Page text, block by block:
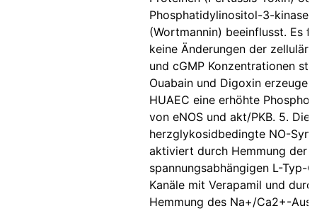
Phosphatidylinositol-3-kinase
(Wortmannin) beeinflusst. Es
keine Änderungen der
und cGMP Konzentrationen
Ouabain und Digoxin erzeugen
HUAEC eine erhöhte
von eNOS und akt/PKB. 5. Die
herzglykosidbedingte NO-
aktiviert durch Hemmung der
spannungsabhängigen L-Typ-
Kanäle mit Verapamil und
Hemmung des Na+/Ca2+-